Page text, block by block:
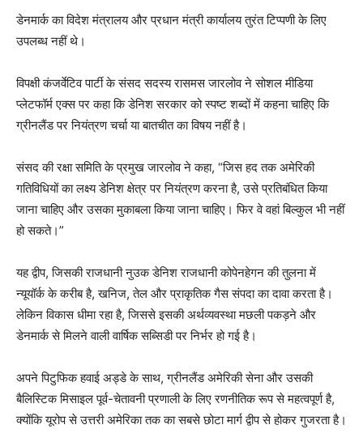
डेनमार्क का विदेश मंत्रालय और प्रधान मंत्री कार्यालय तुरंत टिप्पणी के लिए
उपलब्ध नहीं थे।
विपक्षी कंजर्वेटिव पार्टी के संसद सदस्य रासमस जारलोव ने सोशल मीडिया
प्लेटफॉर्म एक्स पर कहा कि डेनिश सरकार को स्पष्ट शब्दों में कहना चाहिए कि
ग्रीनलैंड पर नियंत्रण चर्चा या बातचीत का विषय नहीं है।
संसद की रक्षा समिति के प्रमुख जारलोव ने कहा, “जिस हद तक अमेरिकी
गतिविधियों का लक्ष्य डेनिश क्षेत्र पर नियंत्रण करना है, उसे प्रतिबंधित किया
जाना चाहिए और उसका मुकाबला किया जाना चाहिए। फिर वे वहां बिल्कुल भी नहीं
हो सकते।”
यह द्वीप, जिसकी राजधानी नुउक डेनिश राजधानी कोपेनहेगन की तुलना में
न्यूयॉर्क के करीब है, खनिज, तेल और प्राकृतिक गैस संपदा का दावा करता है।
लेकिन विकास धीमा रहा है, जिससे इसकी अर्थव्यवस्था मछली पकड़ने और
डेनमार्क से मिलने वाली वार्षिक सब्सिडी पर निर्भर हो गई है।
अपने पिटुफिक हवाई अड्डे के साथ, ग्रीनलैंड अमेरिकी सेना और उसकी
बैलिस्टिक मिसाइल पूर्व-चेतावनी प्रणाली के लिए रणनीतिक रूप से महत्वपूर्ण है,
क्योंकि यूरोप से उत्तरी अमेरिका तक का सबसे छोटा मार्ग द्वीप से होकर गुजरता है।